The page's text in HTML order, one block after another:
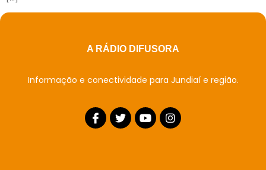
A RÁDIO DIFUSORA
Informação e conectividade para Jundiaí e região.